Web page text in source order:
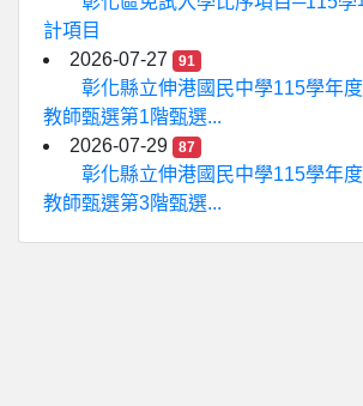
計項目
2026-07-27
91
彰化縣立伸港國民中學115學年
教師甄選第1階甄選...
2026-07-29
87
彰化縣立伸港國民中學115學年
教師甄選第3階甄選...